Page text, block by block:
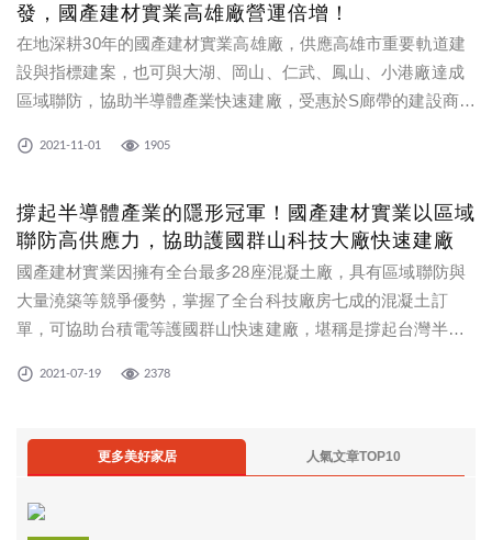
發，國產建材實業高雄廠營運倍增！
在地深耕30年的國產建材實業高雄廠，供應高雄市重要軌道建
設與指標建案，也可與大湖、岡山、仁武、鳳山、小港廠達成
區域聯防，協助半導體產業快速建廠，受惠於S廊帶的建設商
2021-11-01 1905
撐起半導體產業的隱形冠軍！國產建材實業以區域
聯防高供應力，協助護國群山科技大廠快速建廠
國產建材實業因擁有全台最多28座混凝土廠，具有區域聯防與
大量澆築等競爭優勢，掌握了全台科技廠房七成的混凝土訂
單，可協助台積電等護國群山快速建廠，堪稱是撐起台灣半導
2021-07-19 2378
更多美好家居 人氣文章TOP10